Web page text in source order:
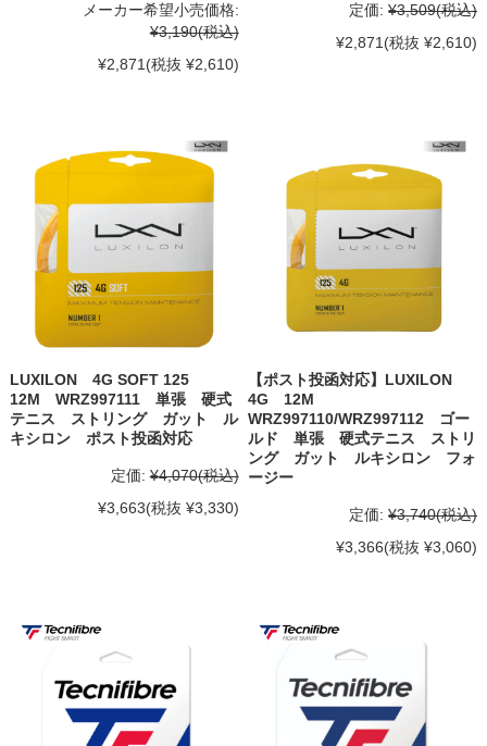
メーカー希望小売価格:
¥3,190(税込)
¥2,871(税抜 ¥2,610)
定価: ¥3,509(税込)
¥2,871(税抜 ¥2,610)
LUXILON 4G SOFT 125
12M WRZ997111 単張 硬式
テニス ストリング ガット ル
キシロン ポスト投函対応
定価: ¥4,070(税込)
¥3,663(税抜 ¥3,330)
【ポスト投函対応】LUXILON
4G 12M
WRZ997110/WRZ997112 ゴー
ルド 単張 硬式テニス ストリ
ング ガット ルキシロン フォ
ージー
定価: ¥3,740(税込)
¥3,366(税抜 ¥3,060)